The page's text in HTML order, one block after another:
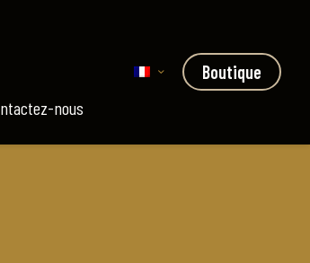
nous
Boutique